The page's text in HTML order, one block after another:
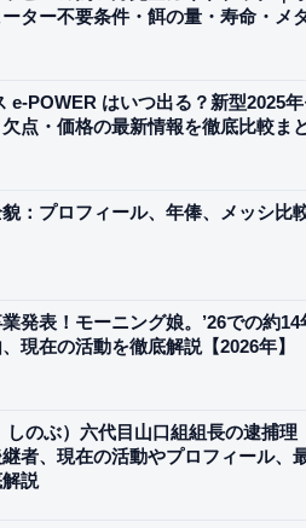
ター不要条件・餌の量・寿命・メ
e-POWER はいつ出る？新型2025
点・価格の最新情報を徹底比較ま
：プロフィール、年俸、メッシ比
発表！モーニング娘。’26での約14
現在の活動を徹底解説【2026年】
しのぶ）六代目山口組組長の逮捕理
者、現在の活動やプロフィール、
説